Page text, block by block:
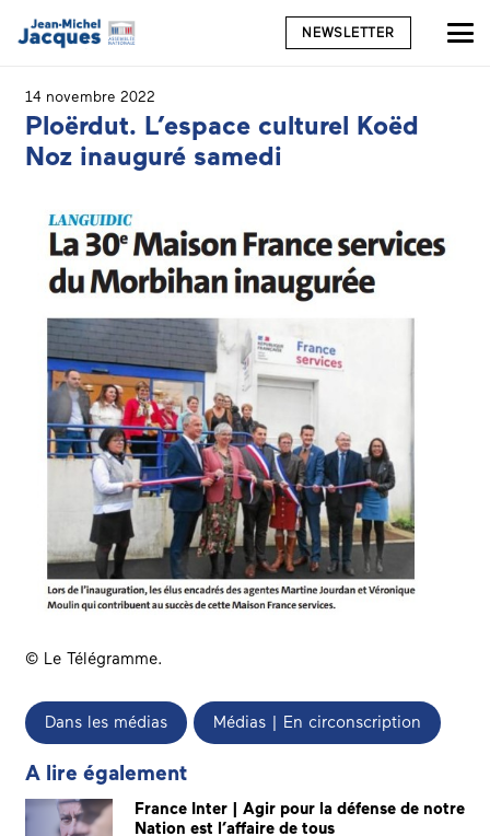
NEWSLETTER
14 novembre 2022
Ploërdut. L’espace culturel Koëd
Noz inauguré samedi
© Le Télégramme.
Dans les médias Médias | En circonscription
A lire également
France Inter | Agir pour la défense de notre
Nation est l’affaire de tous